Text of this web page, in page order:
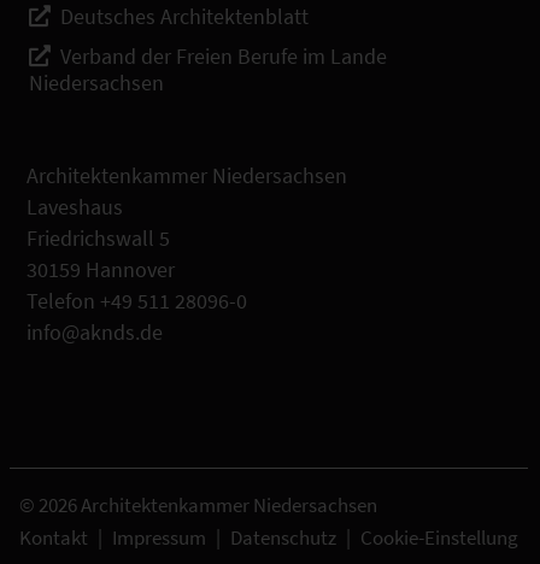
Deutsches Architektenblatt
Verband der Freien Berufe im Lande
Niedersachsen
Architektenkammer Niedersachsen
Laveshaus
Friedrichswall 5
30159 Hannover
Telefon +49 511 28096-0
info@aknds.de
© 2026 Architektenkammer Niedersachsen
Kontakt | Impressum | Datenschutz | Cookie-Einstellung